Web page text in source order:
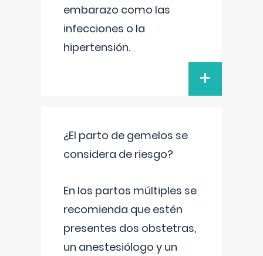
embarazo como las
infecciones o la
hipertensión.
+
¿El parto de gemelos se
considera de riesgo?
En los partos múltiples se
recomienda que estén
presentes dos obstetras,
un anestesiólogo y un